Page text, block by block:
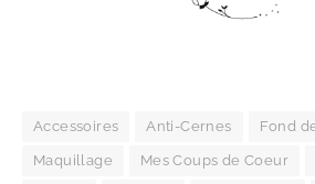
Accessoires Anti-Cernes Fond
Maquillage Mes Coups de Coeur